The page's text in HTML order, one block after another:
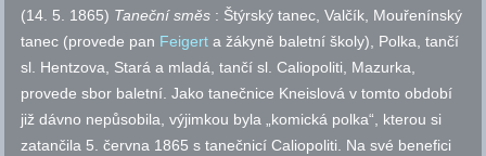
(14. 5. 1865) Taneční směs : Štýrský tanec, Valčík, Mouřenínský
tanec (provede pan Feigert a žákyně baletní školy), Polka, tančí
sl. Hentzova, Stará a mladá, tančí sl. Caliopoliti, Mazurka,
provede sbor baletní. Jako tanečnice Kneislová v tomto období
již dávno nepůsobila, výjimkou byla „komická polka“, kterou si
zatančila 5. června 1865 s tanečnicí Caliopoliti. Na své benefici